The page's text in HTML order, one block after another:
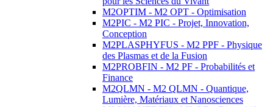
M2OPTIM - M2 OPT - Optimisation
M2PIC - M2 PIC - Projet, Innovation,
Conception
M2PLASPHYFUS - M2 PPF - Physique
des Plasmas et de la Fusion
M2PROBFIN - M2 PF - Probabilités et
Finance
M2QLMN - M2 QLMN - Quantique,
Lumière, Matériaux et Nanosciences